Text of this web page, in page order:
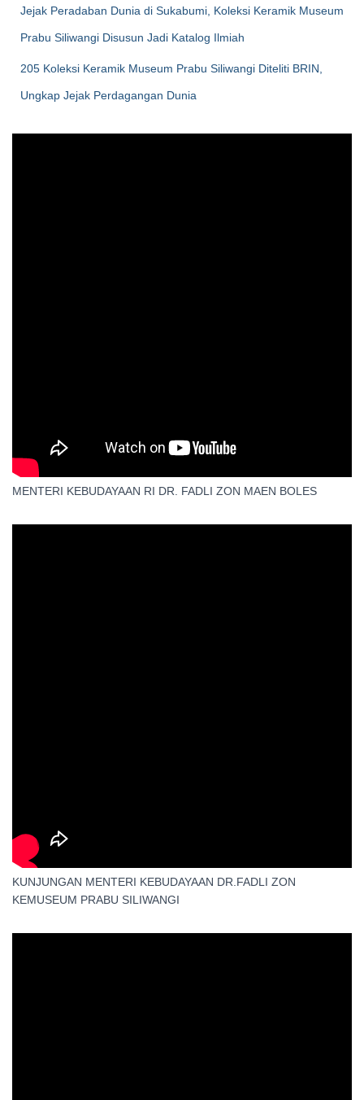
Jejak Peradaban Dunia di Sukabumi, Koleksi Keramik Museum
Prabu Siliwangi Disusun Jadi Katalog Ilmiah
205 Koleksi Keramik Museum Prabu Siliwangi Diteliti BRIN,
Ungkap Jejak Perdagangan Dunia
MENTERI KEBUDAYAAN RI DR. FADLI ZON MAEN BOLES
KUNJUNGAN MENTERI KEBUDAYAAN DR.FADLI ZON
KEMUSEUM PRABU SILIWANGI